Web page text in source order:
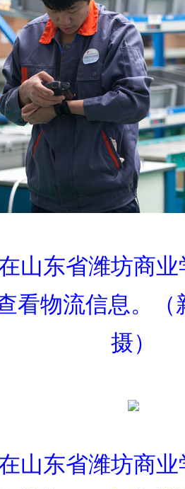
山东省潍坊商
看物流信息。（
摄）
山东省潍坊商